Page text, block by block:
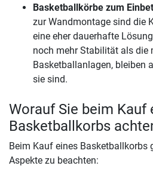
Basketballkörbe zum
zur Wandmontage sind die
eine eher dauerhafte
noch mehr Stabilität als die
Basketballanlagen, bleiben
sie sind.
Worauf Sie beim Kauf
Basketballkorbs
Beim Kauf eines Basketballkorbs
Aspekte zu beachten: